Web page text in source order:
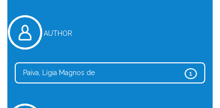
AUTHOR
1
Paiva, Lígia Magnos de